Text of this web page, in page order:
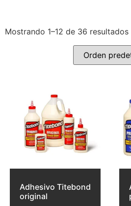
Mostrando 1–12 de 36 resultados
Adhesivo Titebond
original